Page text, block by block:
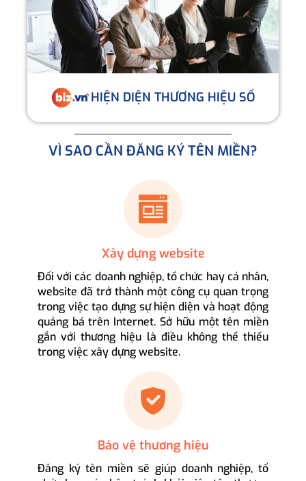
HIỆN DIỆN THƯƠNG HIỆU SỐ
VÌ SAO CẦN ĐĂNG KÝ TÊN MIỀN?
Xây dựng website
Đối với các doanh nghiệp, tổ chức hay cá nhân,
website đã trở thành một công cụ quan trọng
trong việc tạo dựng sự hiện diện và hoạt động
quảng bá trên Internet. Sở hữu một tên miền
gắn với thương hiệu là điều không thể thiếu
trong việc xây dựng website.
Bảo vệ thương hiệu
Đăng ký tên miền sẽ giúp doanh nghiệp, tổ